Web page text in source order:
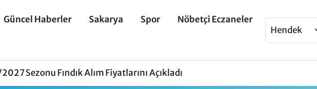
Güncel Haberler Sakarya Spor
Nöbetçi Eczaneler
Hendek
Sezonu Fındık Alım Fiyatlarını Açıkladı